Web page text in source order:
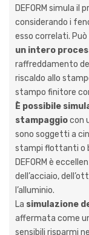
DEFORM simula il
considerando i
esso correlati. Può
un intero
raffreddamento
riscaldo allo
stampo finitore
È possibile
stampaggiocon
sono soggetti a
stampi flottanti o
DEFORM è
dell’acciaio,
l’alluminio.
La simulazione
affermata come
sensibili risparmi